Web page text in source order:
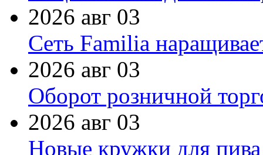
2026 авг 03
Сеть Familia
2026 авг 03
Оборот розничной
2026 авг 03
Новые кружки для